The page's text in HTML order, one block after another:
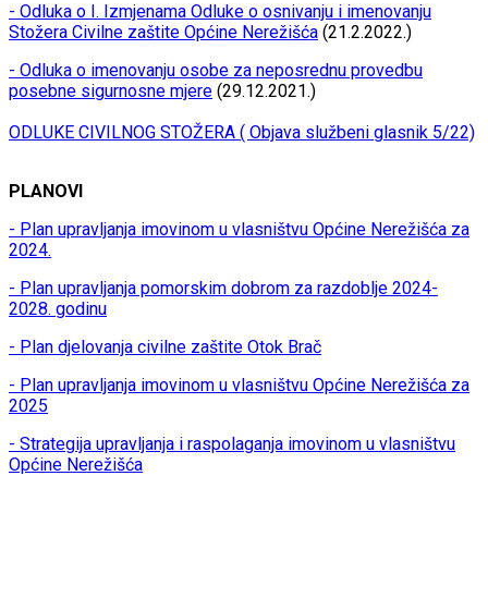
- Odluka o I. Izmjenama Odluke o osnivanju i imenovanju
Stožera Civilne zaštite Općine Nerežišća (21.2.2022.)
- Odluka o imenovanju osobe za neposrednu provedbu
posebne sigurnosne mjere (29.12.2021.)
ODLUKE CIVILNOG STOŽERA ( Objava službeni glasnik 5/22)
PLANOVI
- Plan upravljanja imovinom u vlasništvu Općine Nerežišća za
2024.
- Plan upravljanja pomorskim dobrom za razdoblje 2024-
2028. godinu
- Plan djelovanja civilne zaštite Otok Brač
- Plan upravljanja imovinom u vlasništvu Općine Nerežišća za
2025
- Strategija upravljanja i raspolaganja imovinom u vlasništvu
Općine Nerežišća